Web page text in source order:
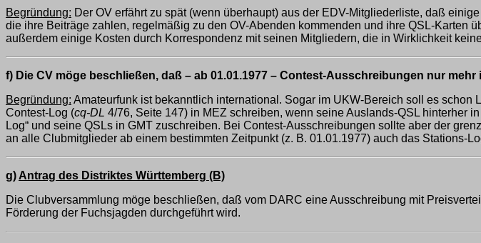
Begründung: Der OV erfährt zu spät (wenn überhaupt) aus der EDV-Mitgliederliste, daß
die ihre Beiträge zahlen, regelmäßig zu den OV-Abenden kommenden und ihre QSL-Karten
außerdem einige Kosten durch Korrespondenz mit seinen Mitgliedern, die in Wirklichkeit
f) Die CV möge beschließen, daß – ab 01.01.1977 – Contest-Ausschreibungen nur mehr
Begründung: Amateurfunk ist bekanntlich international. Sogar im UKW-Bereich soll es
Contest-Log (cq-DL 4/76, Seite 147) in MEZ schreiben, wenn seine Auslands-QSL hinterher
Log“ und seine QSLs in GMT zuschreiben. Bei Contest-Ausschreibungen sollte aber der
an alle Clubmitglieder ab einem bestimmten Zeitpunkt (z. B. 01.01.1977) auch das
g)Antrag des Distriktes Württemberg (B)
Die Clubversammlung möge beschließen, daß vom DARC eine Ausschreibung mit
Förderung der Fuchsjagden durchgeführt wird.